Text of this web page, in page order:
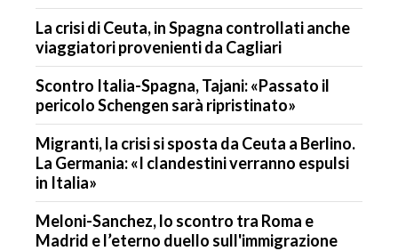
La crisi di Ceuta, in Spagna controllati anche
viaggiatori provenienti da Cagliari
Scontro Italia-Spagna, Tajani: «Passato il
pericolo Schengen sarà ripristinato»
Migranti, la crisi si sposta da Ceuta a Berlino.
La Germania: «I clandestini verranno espulsi
in Italia»
Meloni-Sanchez, lo scontro tra Roma e
Madrid e l’eterno duello sull'immigrazione